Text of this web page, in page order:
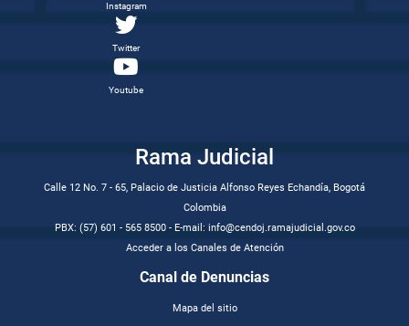
Instagram
Twitter
Youtube
Rama Judicial
Calle 12 No. 7 - 65, Palacio de Justicia Alfonso Reyes Echandía, Bogotá
Colombia
PBX: (57) 601 - 565 8500 - E-mail: info@cendoj.ramajudicial.gov.co
Acceder a los Canales de Atención
Canal de Denuncias
Mapa del sitio